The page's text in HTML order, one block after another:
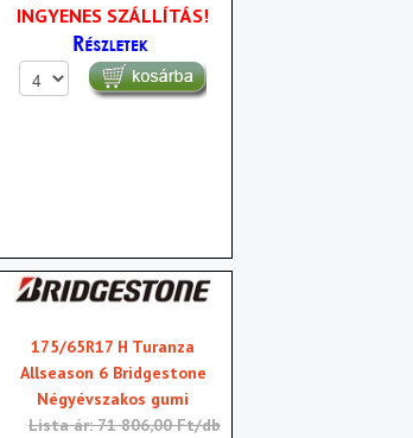
INGYENES SZÁLLÍTÁS!
175/65R17 H Turanza
Allseason 6 Bridgestone
Négyévszakos gumi
Lista ár: 71 806,00 Ft/db